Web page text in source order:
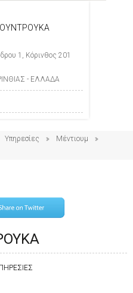
1, Κόρινθος 201
- ΕΛΛΑΔΑ
Υπηρεσίες
Μέντιουμ